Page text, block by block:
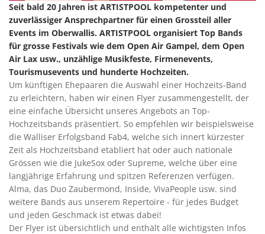
Seit bald 20 Jahren ist ARTISTPOOL kompetenter und
zuverlässiger Ansprechpartner für einen Grossteil aller
Events im Oberwallis. ARTISTPOOL organisiert Top Bands
für grosse Festivals wie dem Open Air Gampel, dem Open
Air Lax usw., unzählige Musikfeste, Firmenevents,
Tourismusevents und hunderte Hochzeiten.
Um künftigen Ehepaaren die Auswahl einer Hochzeits-Band
zu erleichtern, haben wir einen Flyer zusammengestellt, der
eine einfache Übersicht unseres Angebots an Top-
Hochzeitsbands präsentiert. So empfehlen wir beispielsweise
die Walliser Erfolgsband Fab4, welche sich innert kürzester
Zeit als Hochzeitsband etabliert hat oder auch nationale
Grössen wie die JukeSox oder Supreme, welche über eine
langjährige Erfahrung und spitzen Referenzen verfügen.
Alma, das Duo Zaubermond, Inside, VivaPeople usw. sind
weitere Bands aus unserem Repertoire - für jedes Budget
und jeden Geschmack ist etwas dabei!
Der Flyer ist übersichtlich und enthält alle wichtigsten Infos